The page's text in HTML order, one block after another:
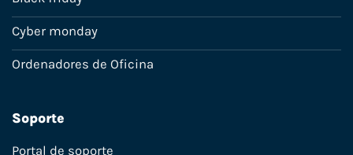
Cyber monday
Ordenadores de Oficina
Soporte
Portal de soporte